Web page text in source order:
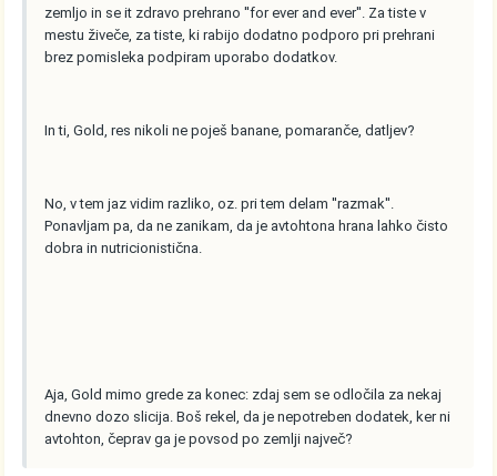
zemljo in se it zdravo prehrano ''for ever and ever''. Za tiste v
mestu živeče, za tiste, ki rabijo dodatno podporo pri prehrani
brez pomisleka podpiram uporabo dodatkov.
In ti, Gold, res nikoli ne poješ banane, pomaranče, datljev?
No, v tem jaz vidim razliko, oz. pri tem delam ''razmak''.
Ponavljam pa, da ne zanikam, da je avtohtona hrana lahko čisto
dobra in nutricionistična.
Aja, Gold mimo grede za konec: zdaj sem se odločila za nekaj
dnevno dozo slicija. Boš rekel, da je nepotreben dodatek, ker ni
avtohton, čeprav ga je povsod po zemlji največ?